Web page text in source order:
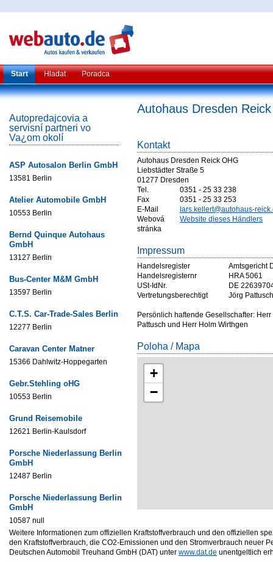
Start Hladat Poradca
Autopredajcovia a
servisní partneri vo
Va¿om okolí
ASP Autosalon Berlin GmbH
13581 Berlin
Atelier Automobile GmbH
10553 Berlin
Bernd Quinque Autohaus
GmbH
13127 Berlin
Bus-Center M&M GmbH
13597 Berlin
C.T.S. Car-Trade-Sales Berlin
12277 Berlin
Caravan Center Matner
15366 Dahlwitz-Hoppegarten
Gebr.Stehling oHG
10553 Berlin
Grund Reisemobile
12621 Berlin-Kaulsdorf
Porsche Niederlassung Berlin
GmbH
12487 Berlin
Porsche Niederlassung Berlin
GmbH
10587 null
Autohaus Dresden
Kontakt
Autohaus Dresden Reick OHG
Liebstädter Straße 5
01277 Dresden
Tel.
0351 - 25 33 238
Fax
0351 - 25 33 253
E-Mail
lars.kellert@autohaus-
Webová
stránka
Website dieses Händlers
Impressum
Handelsregister
Amtsgericht
Handelsregisternr
HRA 5061
USt-IdNr.
DE
Vertretungsberechtigt
Jörg
Persönlich haftende Gesellschafter:
Pattusch und Herr Holm Wirthgen
Poloha / Mapa
+
−
Weitere Informationen zum offiziellen Kraftstoffverbrauch und den offiziellen
den Kraftstoffverbrauch, die CO2-Emissionen und den Stromverbrauch neuer
Deutschen Automobil Treuhand GmbH (DAT) unter www.dat.de unentgeltlich